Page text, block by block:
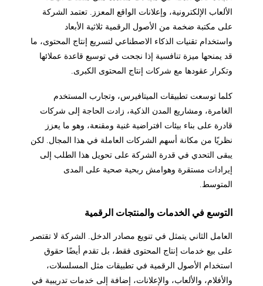
الألعاب الإلكترونية، وإعلانات الواقع المعزز. تعتمد الشركة
على مكتبة ضخمة من الأصول الرقمية ثلاثية الأبعاد
واستخدام تقنيات الذكاء الاصطناعي لتسريع إنتاج المحتوى، ما
قد يمنحها ميزة تنافسية إذا نجحت في توسيع قاعدة عملائها
وتكرار عقودها مع شركات إنتاج المحتوى الكبرى.
كلما توسعت تطبيقات الميتافيرس، وتجارب المستخدم
الغامرة، ومشاريع المدن الذكية، زادت الحاجة إلى شركات
قادرة على بناء بيئات افتراضية غنية ومقنعة، وهو ما يعزز
نظريًا من مكانة أسهم الشركات العاملة في هذا المجال. لكن
يبقى التحدي في قدرة الشركة على تحويل هذا الطلب إلى
إيرادات مستقرة وهوامش ربحية صحية على المدى
المتوسط.
التوسع في الخدمات والمنتجات الرقمية
العامل الثاني يتمثل في تنويع مصادر الدخل. الشركة لا تقتصر
على بيع خدمات إنتاج المحتوى فقط، بل تقدم أيضًا حقوق
استخدام الأصول الرقمية في تطبيقات مثل المسلسلات،
والأفلام، والألعاب، والإعلانات، إضافة إلى خدمات تدريبية في